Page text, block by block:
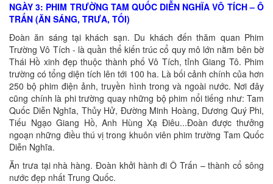
NGÀY 3: PHIM TRƯỜNG TAM QUỐC DIỄN NGHĨA VÔ TÍCH – Ô
TRẤN (ĂN SÁNG, TRƯA, TỐI)
Đoàn ăn sáng tại khách sạn. Du khách đến thăm quan Phim
Trường Vô Tích - là quần thể kiến trúc cổ quy mô lớn nằm bên bờ
Thái Hồ xinh đẹp thuộc thành phố Vô Tích, tỉnh Giang Tô. Phim
trường có tổng diện tích lên tới 100 ha. Là bối cảnh chính của hơn
250 bộ phim điện ảnh, truyền hình trong và ngoài nước. Nơi đây
cũng chính là phi trường quay những bộ phim nổi tiếng như: Tam
Quốc Diễn Nghĩa, Thủy Hử, Đường Minh Hoàng, Dương Quý Phi,
Tiếu Ngạo Giang Hồ, Anh Hùng Xạ Điêu...Đoàn được thưởng
ngoạn những điều thú vị trong khuôn viên phim trường Tam Quốc
Diễn Nghĩa.
Ăn trưa tại nhà hàng. Đoàn khởi hành đi Ô Trấn – thành cổ sông
nước đẹp nhất Trung Quốc.